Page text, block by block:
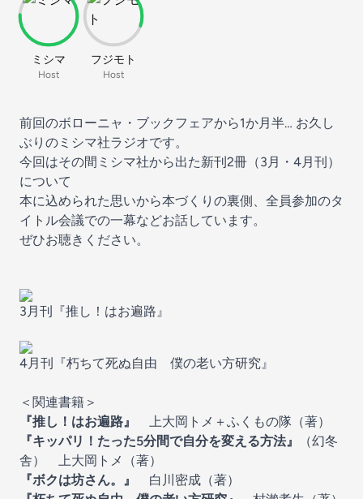
ミシマ
Host
フジモト
Host
前回のボローニャ・ブックフェアから1か月半… お久し
ぶりのミシマ社ラジオです。
今回はその間ミシマ社から出た新刊2冊（3月・4月刊）
について
本に込められた思いから本づくりの裏側、全員参加のタ
イトル会議での一幕などお話しています。
ぜひお聴きください。
3月刊『推し！はお遍路』
4月刊『朽ちて死ぬ自由 僕の老い方研究』
＜関連書籍＞
『推し！はお遍路』
上大岡トメ＋ふくもの隊（著）
『キッパリ！たった5分間で自分を変える方法』
（幻冬
舎） 上大岡トメ（著）
『ボクは坊さん。』
白川密成（著）